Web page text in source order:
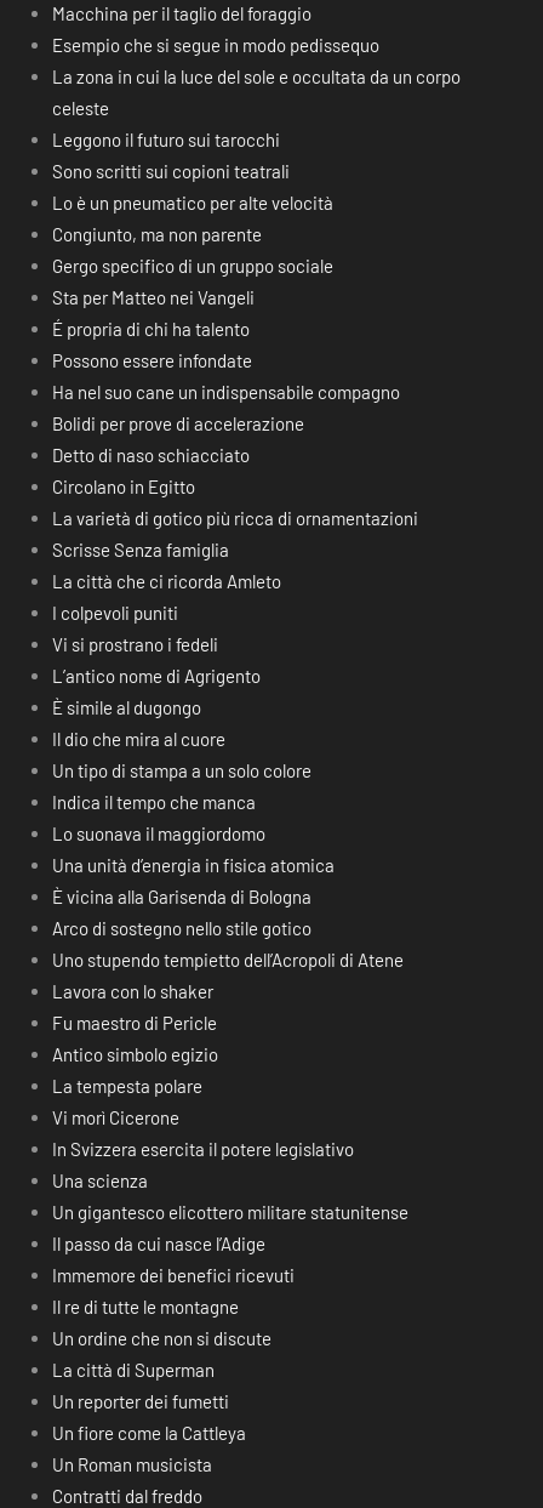
Macchina per il taglio del foraggio
Esempio che si segue in modo pedissequo
La zona in cui la luce del sole e occultata da un corpo
celeste
Leggono il futuro sui tarocchi
Sono scritti sui copioni teatrali
Lo è un pneumatico per alte velocità
Congiunto, ma non parente
Gergo specifico di un gruppo sociale
Sta per Matteo nei Vangeli
É propria di chi ha talento
Possono essere infondate
Ha nel suo cane un indispensabile compagno
Bolidi per prove di accelerazione
Detto di naso schiacciato
Circolano in Egitto
La varietà di gotico più ricca di ornamentazioni
Scrisse Senza famiglia
La città che ci ricorda Amleto
I colpevoli puniti
Vi si prostrano i fedeli
L’antico nome di Agrigento
È simile al dugongo
Il dio che mira al cuore
Un tipo di stampa a un solo colore
Indica il tempo che manca
Lo suonava il maggiordomo
Una unità d’energia in fisica atomica
È vicina alla Garisenda di Bologna
Arco di sostegno nello stile gotico
Uno stupendo tempietto dell’Acropoli di Atene
Lavora con lo shaker
Fu maestro di Pericle
Antico simbolo egizio
La tempesta polare
Vi morì Cicerone
In Svizzera esercita il potere legislativo
Una scienza
Un gigantesco elicottero militare statunitense
Il passo da cui nasce l’Adige
Immemore dei benefici ricevuti
Il re di tutte le montagne
Un ordine che non si discute
La città di Superman
Un reporter dei fumetti
Un fiore come la Cattleya
Un Roman musicista
Contratti dal freddo